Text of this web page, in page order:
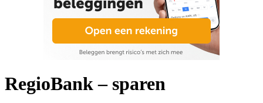
RegioBank – sparen